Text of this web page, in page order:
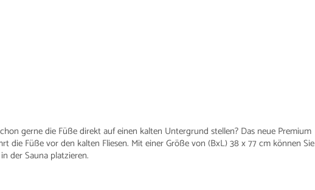
gerne die Füße direkt auf einen kalten Untergrund stellen? Das neue Premium
die Füße vor den kalten Fliesen. Mit einer Größe von (BxL) 38 x 77 cm können Sie
der Sauna platzieren.